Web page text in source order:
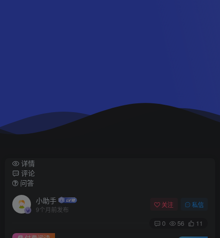
详情
评论
问答
小助手
9个月前发布
关注 私信
0 56
11